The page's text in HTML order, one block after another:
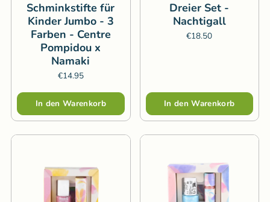
Schminkstifte für
Kinder Jumbo - 3
Farben - Centre
Pompidou x
Namaki
€14.95
Menge
In den Warenkorb
Dreier Set -
Nachtigall
€18.50
Menge
In den Warenkorb